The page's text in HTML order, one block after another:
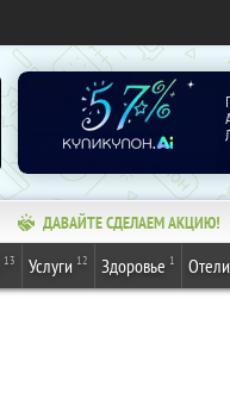
ДАВАЙТЕ СДЕЛАЕМ АКЦИЮ!
13 Услуги 12 Здоровье 1 Отели